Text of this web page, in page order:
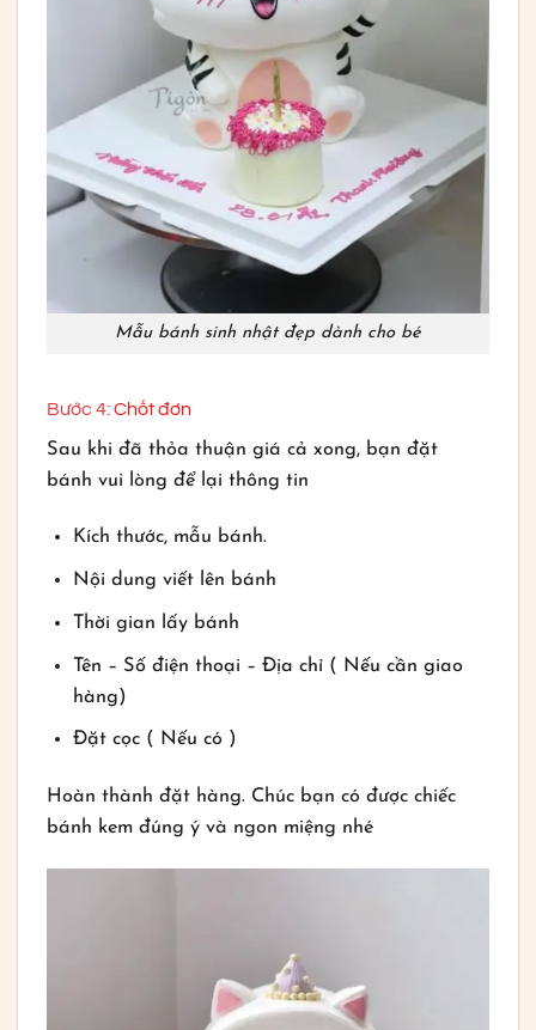
Mẫu bánh sinh nhật đẹp dành cho bé
Bước 4:Chốt đơn
Sau khi đã thỏa thuận giá cả xong, bạn đặt
bánh vui lòng để lại thông tin
Kích thước, mẫu bánh.
Nội dung viết lên bánh
Thời gian lấy bánh
Tên – Số điện thoại – Địa chỉ ( Nếu cần giao
hàng)
Đặt cọc ( Nếu có )
Hoàn thành đặt hàng. Chúc bạn có được chiếc
bánh kem đúng ý và ngon miệng nhé